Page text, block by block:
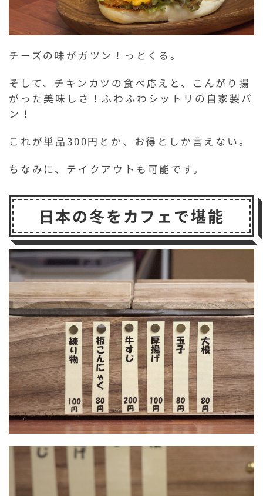
チーズの味がガツン！っとくる。
そして、チキンカツの食べ応えと、こんがり揚
がった美味しさ！ふわふわシットリの自家製パ
ン！
これが単品300円とか、お得としか言えない。
ちなみに、テイクアウトも可能です。
日本の冬をカフェで堪能